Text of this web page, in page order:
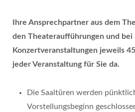
Ihre Ansprechpartner aus dem
den Theateraufführungen und bei
Konzertveranstaltungen jeweils
jeder Veranstaltung für Sie da.
Die Saaltüren werden
Vorstellungsbeginn